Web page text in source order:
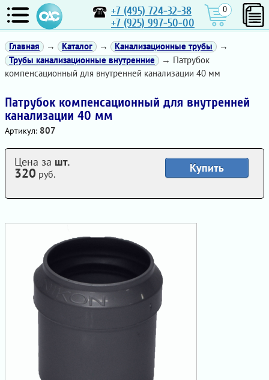
+7 (495) 724-32-38
+7 (925) 997-50-00
0
Главная → Каталог → Канализационные трубы
→
Трубы канализационные внутренние
→ Патрубок
компенсационный для внутренней канализации 40 мм
Патрубок компенсационный для внутренней
канализации 40 мм
Артикул: 807
Купить
Цена за шт.
320 руб.